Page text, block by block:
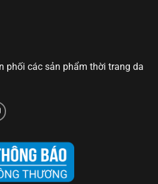
phối các sản phẩm thời trang da